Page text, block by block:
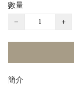
數量
−
+
簡介